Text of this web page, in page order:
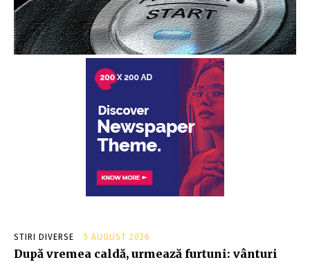
STIRI DIVERSE 5 AUGUST 2026
După vremea caldă, urmează furtuni: vânturi